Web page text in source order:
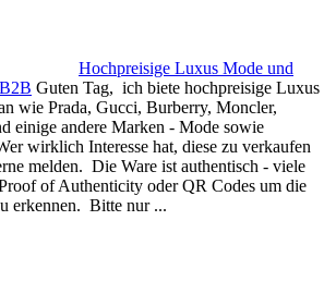
Hochpreisige Luxus Mode und
Guten Tag, ich biete hochpreisige Luxus
wie Prada, Gucci, Burberry, Moncler,
einige andere Marken - Mode sowie
wirklich Interesse hat, diese zu verkaufen
melden. Die Ware ist authentisch - viele
of Authenticity oder QR Codes um die
erkennen. Bitte nur ...